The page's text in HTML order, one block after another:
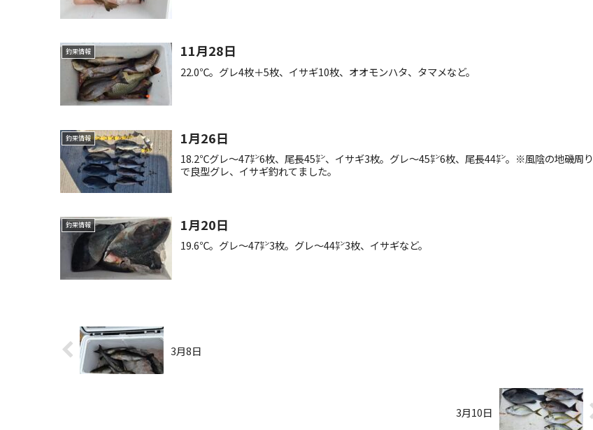
釣果情報 11月28日
22.0℃。グレ4枚＋5枚、イサギ10枚、オオモンハタ、タマメなど。
釣果情報 1月26日
18.2℃グレ〜47㌢6枚、尾長45㌢、イサギ3枚。グレ〜45㌢6枚、尾長44㌢。※風陰の地磯周り
で良型グレ、イサギ釣れてました。
釣果情報 1月20日
19.6℃。グレ〜47㌢3枚。グレ〜44㌢3枚、イサギなど。
3月8日
3月10日